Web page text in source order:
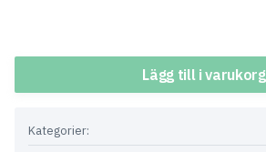
Lägg till i varukorg
Kategorier: